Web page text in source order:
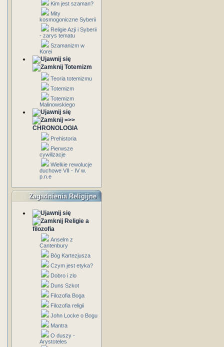
Kim jest szaman?
Mity
kosmogoniczne Syberii
Religie Azji i Syberii
- zarys tematu
Szamanizm w
Korei
Totemizm
Teoria totemizmu
Totemizm
Totemizm
Malinowskiego
=>>
CHRONOLOGIA
Prehistoria
Pierwsze
cywilizacje
Wielkie rewolucje
duchowe VII - IV w.
p.n.e
Zagadnienia Religijne
Religie a
filozofia
Anselm z
Cantenbury
Bóg Kartezjusza
Czym jest etyka?
Dobro i zlo
Duns Szkot
Filozofia Boga
Filozofia religii
John Locke o Bogu
Mantra
O duszy -
Arystoteles